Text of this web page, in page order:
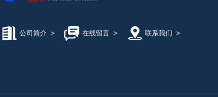
公司简介 > 在线留言> 联系我们 >